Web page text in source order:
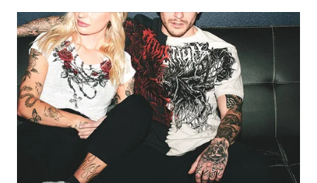
WN
KALSEL
WN
KALTIM
WN